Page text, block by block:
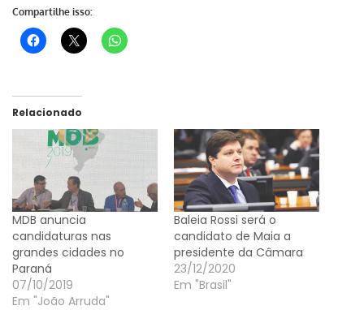
Compartilhe isso:
Relacionado
MDB anuncia
candidaturas nas
grandes cidades no
Paraná
07/10/2019
Em "João Arruda"
Baleia Rossi será o
candidato de Maia a
presidente da Câmara
23/12/2020
Em "Brasil"